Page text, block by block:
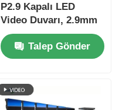
P2.9 Kapalı LED
Video Duvarı, 2.9mm
Piksel Pitch 3840 Hz
Yenilenme Hızı ve
4500cd/sqm Parlaklık
Talep Gönder